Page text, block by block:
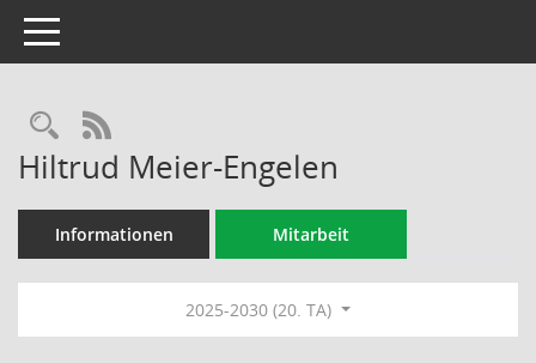
Toggle navigation
Rechercheauswahl
RSS-Feed
Hiltrud Meier-Engelen
Informationen Mitarbeit
2025-2030 (20. TA)